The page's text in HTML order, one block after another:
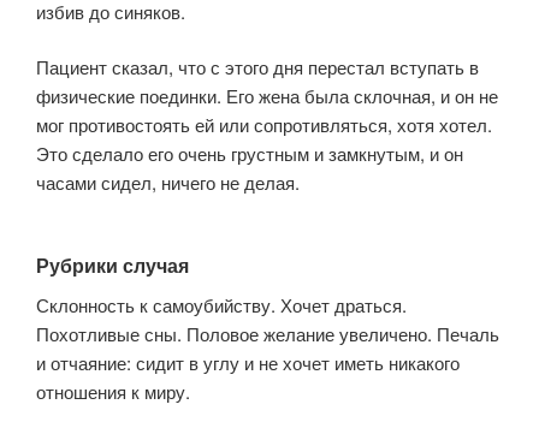
избив до синяков.
Пациент сказал, что с этого дня перестал вступать в
физические поединки. Его жена была склочная, и он не
мог противостоять ей или сопротивляться, хотя хотел.
Это сделало его очень грустным и замкнутым, и он
часами сидел, ничего не делая.
Рубрики случая
Склонность к самоубийству. Хочет драться.
Похотливые сны. Половое желание увеличено. Печаль
и отчаяние: сидит в углу и не хочет иметь никакого
отношения к миру.